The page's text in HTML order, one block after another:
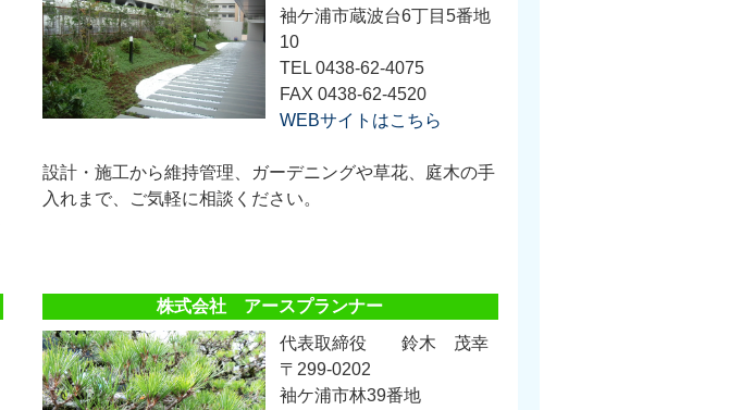
袖ケ浦市蔵波台6丁目5番地
10
TEL 0438-62-4075
FAX 0438-62-4520
WEBサイトはこちら
設計・施工から維持管理、ガーデニングや草花、庭木の手
入れまで、ご気軽に相談ください。
株式会社 アースプランナー
代表取締役 鈴木 茂幸
〒299-0202
袖ケ浦市林39番地